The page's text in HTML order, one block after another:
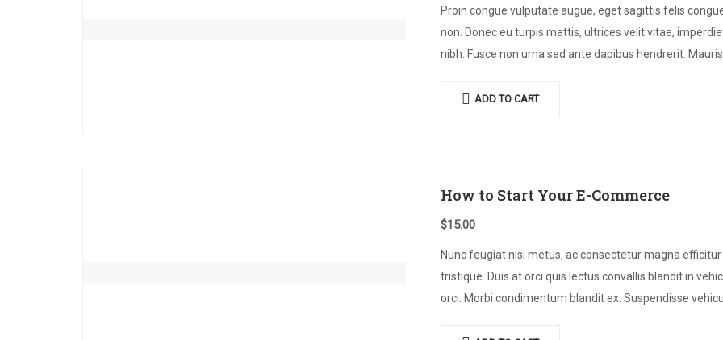
Proin congue vulputate augue, eget sagittis felis
non. Donec eu turpis mattis, ultrices velit vitae,
nibh. Fusce non urna sed ante dapibus hendrerit. Mauris
ADD TO CART
How to Start Your E-Commerce
$15.00
Nunc feugiat nisi metus, ac consectetur magna efficitur
tristique. Duis at orci quis lectus convallis blandit in
orci. Morbi condimentum blandit ex. Suspendisse